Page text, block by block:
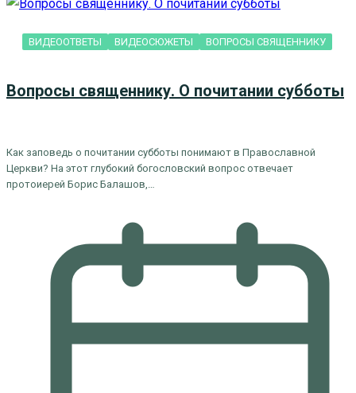
ВИДЕООТВЕТЫ ВИДЕОСЮЖЕТЫ ВОПРОСЫ СВЯЩЕННИКУ
Вопросы священнику. О почитании субботы
Как заповедь о почитании субботы понимают в Православной
Церкви? На этот глубокий богословский вопрос отвечает
протоиерей Борис Балашов,…